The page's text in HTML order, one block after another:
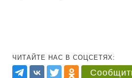
ЧИТАЙТЕ НАС В СОЦСЕТЯХ: